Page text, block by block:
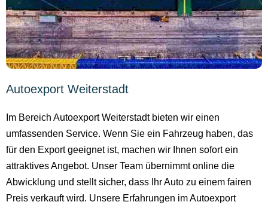
Autoexport Weiterstadt
Im Bereich Autoexport Weiterstadt bieten wir einen
umfassenden Service. Wenn Sie ein Fahrzeug haben, das
für den Export geeignet ist, machen wir Ihnen sofort ein
attraktives Angebot. Unser Team übernimmt online die
Abwicklung und stellt sicher, dass Ihr Auto zu einem fairen
Preis verkauft wird. Unsere Erfahrungen im Autoexport